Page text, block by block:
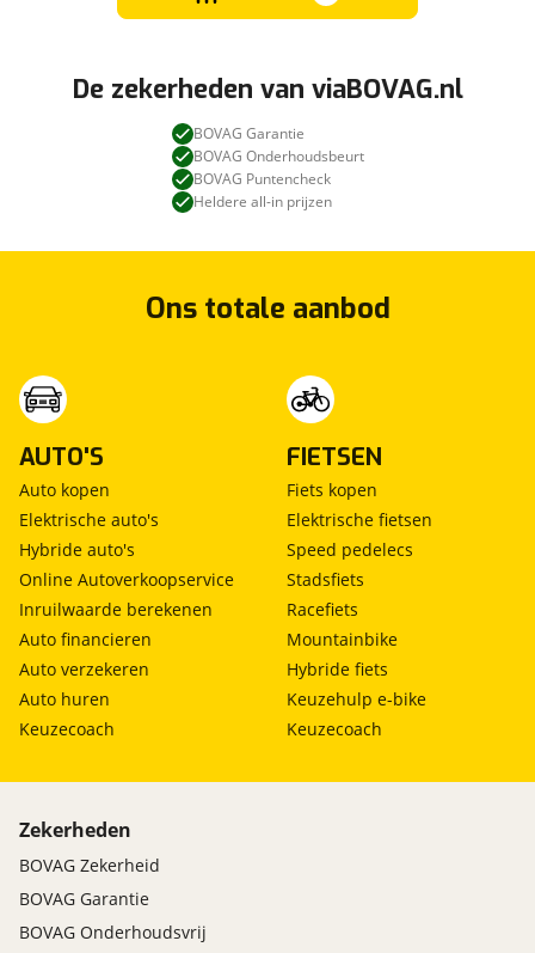
De zekerheden van viaBOVAG.nl
BOVAG Garantie
BOVAG Onderhoudsbeurt
BOVAG Puntencheck
Heldere all-in prijzen
Ons totale aanbod
AUTO'S
Auto kopen
Elektrische auto's
Hybride auto's
Online Autoverkoopservice
Inruilwaarde berekenen
Auto financieren
Auto verzekeren
Auto huren
Keuzecoach
FIETSEN
Fiets kopen
Elektrische fietsen
Speed pedelecs
Stadsfiets
Racefiets
Mountainbike
Hybride fiets
Keuzehulp e-bike
Keuzecoach
Zekerheden
BOVAG Zekerheid
BOVAG Garantie
BOVAG Onderhoudsvrij